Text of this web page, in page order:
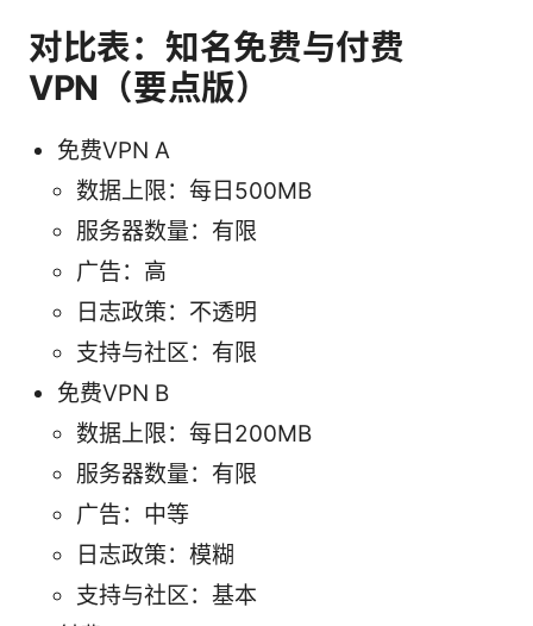
对比表：知名免费与付费
VPN（要点版）
免费VPN A
数据上限：每日500MB
服务器数量：有限
广告：高
日志政策：不透明
支持与社区：有限
免费VPN B
数据上限：每日200MB
服务器数量：有限
广告：中等
日志政策：模糊
支持与社区：基本